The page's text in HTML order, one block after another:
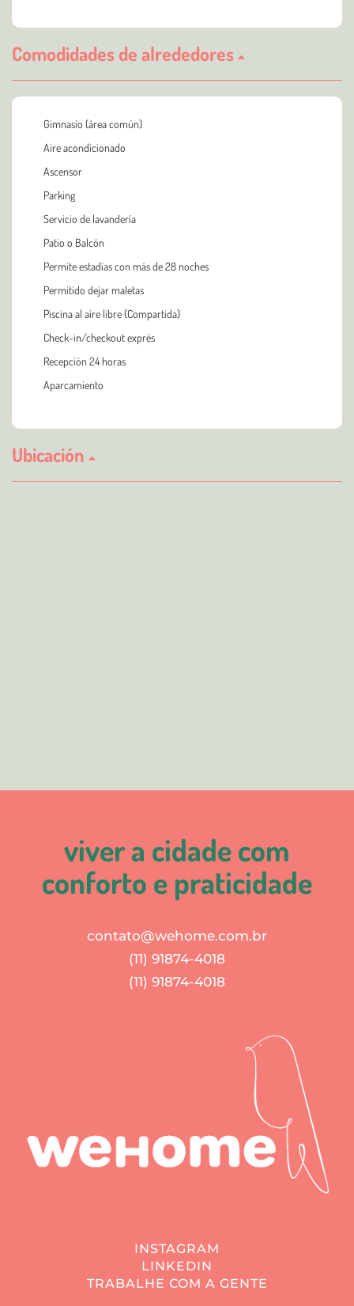
Comodidades de alrededores
Gimnasio (área común)
Aire acondicionado
Ascensor
Parking
Servicio de lavandería
Patio o Balcón
Permite estadías con más de 28 noches
Permitido dejar maletas
Piscina al aire libre (Compartida)
Check-in/checkout exprés
Recepción 24 horas
Aparcamiento
Ubicación
viver a cidade com
conforto e praticidade
contato@wehome.com.br
(11) 91874-4018
(11) 91874-4018
INSTAGRAM
LINKEDIN
TRABALHE COM A GENTE